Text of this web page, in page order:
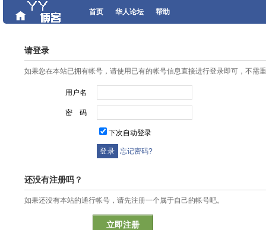
首页 华人论坛 帮助
请登录
如果您在本站已拥有帐号，请使用已有的帐号信息直接进行登录即可，不需
用户名
密 码
下次自动登录
忘记密码?
还没有注册吗？
如果还没有本站的通行帐号，请先注册一个属于自己的帐号吧。
立即注册